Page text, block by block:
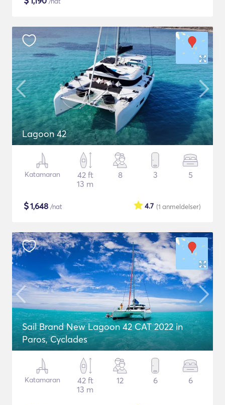
Lagoon 42
Katamaran
42 ft
13 m
8 3 5
$1,648 /nat (1 anmeldelser)
4.7
Sail Brand New Lagoon 42 CAT 2022 in
Paros, Cyclades
Katamaran
42 ft
13 m
12 6 6